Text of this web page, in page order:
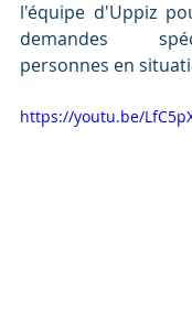
l'équipe d'Uppiz
demandes
personnes en
https://youtu.be/